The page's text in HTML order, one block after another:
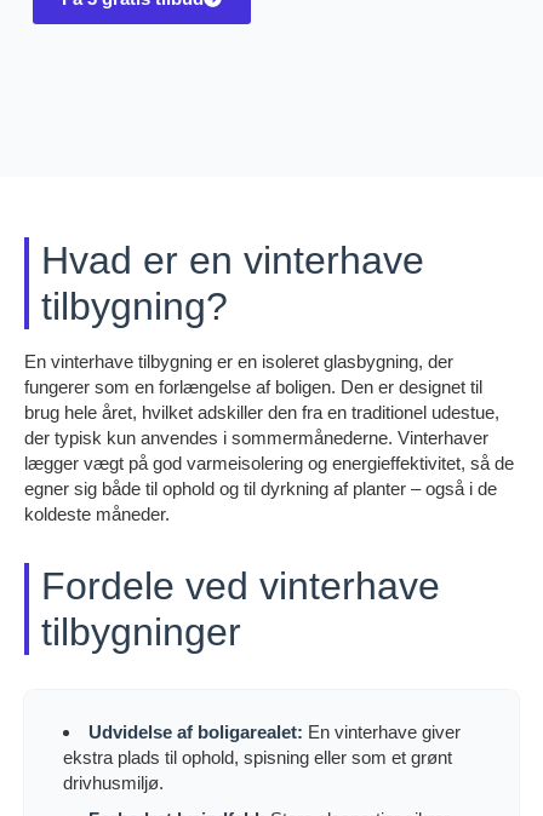
Hvad er en vinterhave
tilbygning?
En vinterhave tilbygning er en isoleret glasbygning, der
fungerer som en forlængelse af boligen. Den er designet til
brug hele året, hvilket adskiller den fra en traditionel udestue,
der typisk kun anvendes i sommermånederne. Vinterhaver
lægger vægt på god varmeisolering og energieffektivitet, så de
egner sig både til ophold og til dyrkning af planter – også i de
koldeste måneder.
Fordele ved vinterhave
tilbygninger
Udvidelse af boligarealet: En vinterhave giver
ekstra plads til ophold, spisning eller som et grønt
drivhusmiljø.